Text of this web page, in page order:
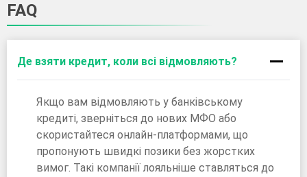
FAQ
Де взяти кредит, коли всі відмовляють?
Якщо вам відмовляють у банківському
кредиті, зверніться до нових МФО або
скористайтеся онлайн-платформами, що
пропонують швидкі позики без жорстких
вимог. Такі компанії лояльніше ставляться до